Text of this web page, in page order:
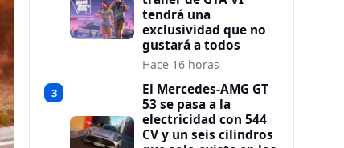
tendrá una
exclusividad que no
gustará a todos
Hace 16 horas
3
El Mercedes-AMG GT
53 se pasa a la
electricidad con 544
CV y un seis cilindros